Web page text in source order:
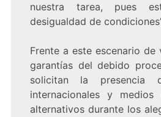
nuestra tarea, pues
desigualdad de
Frente a este escenario de
garantías del debido
solicitan la presencia
internacionales y medios
alternativos durante los